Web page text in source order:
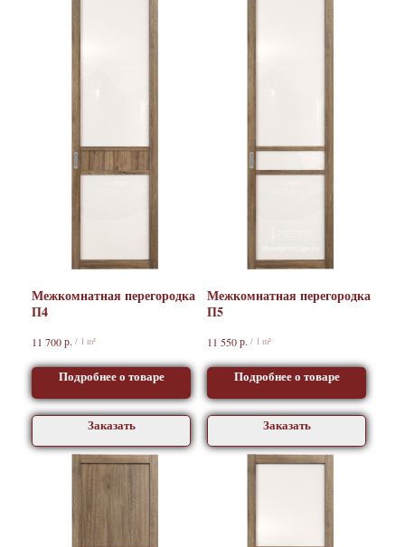
Межкомнатная перегородка
П4
11 700р. / 1 m²
Подробнее о товаре
Заказать
Межкомнатная перегородка
П5
11 550р. / 1 m²
Подробнее о товаре
Заказать